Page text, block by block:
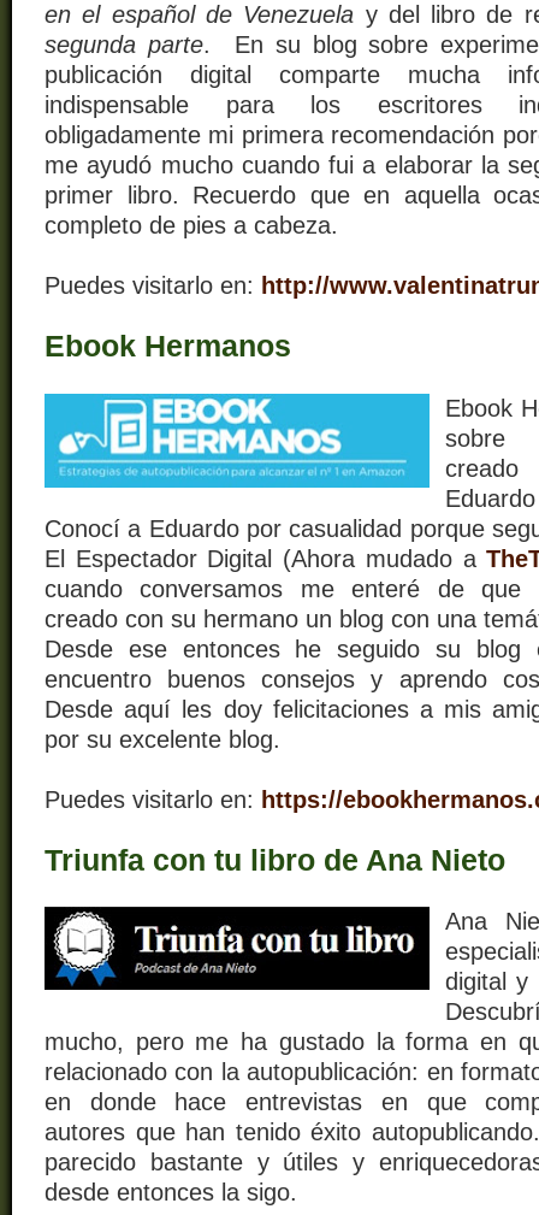
en el español de Venezuela y del libro de
segunda parte. En su blog sobre
publicación digital comparte mucha
indispensable para los escritores
obligadamente mi primera recomendación
me ayudó mucho cuando fui a elaborar la
primer libro. Recuerdo que en aquella
completo de pies a cabeza.
Puedes visitarlo en: http://
Ebook Hermanos
Ebook
sobre
creado
Conocí a Eduardo por casualidad porque
El Espectador Digital (Ahora mudado a
cuando conversamos me enteré de que
creado con su hermano un blog con una
Desde ese entonces he seguido su blog
encuentro buenos consejos y aprendo
Desde aquí les doy felicitaciones a mis
por su excelente blog.
Puedes visitarlo en: https://
Triunfa con tu libro de Ana Nieto
Ana
digital y
mucho, pero me ha gustado la forma en
relacionado con la autopublicación: en
en donde hace entrevistas en que
autores que han tenido éxito
parecido bastante y útiles y
desde entonces la sigo.